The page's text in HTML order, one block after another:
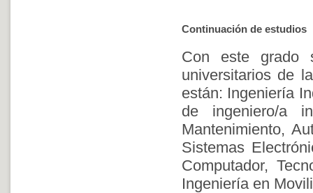
Continuación de estudios
Con este grado
universitarios de
están: Ingeniería
de ingeniero/a
Mantenimiento,
Sistemas
Computador,
Ingeniería en